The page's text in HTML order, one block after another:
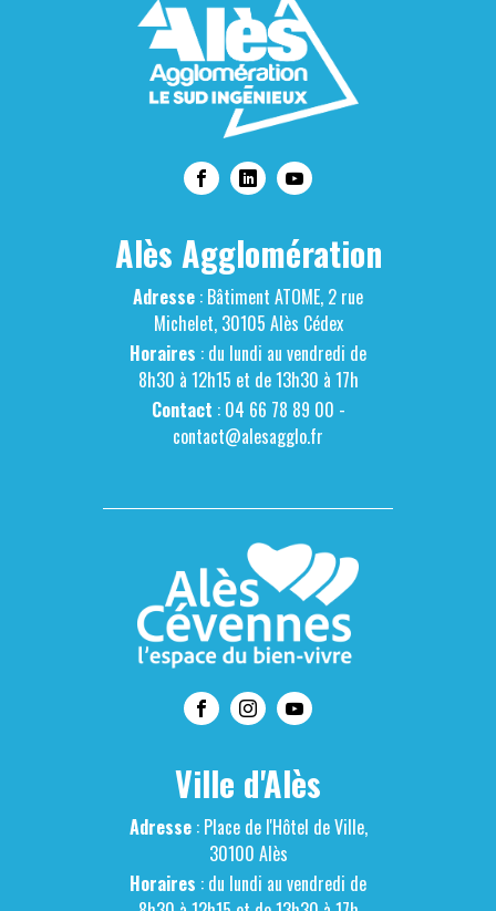
Alès Agglomération
Adresse : Bâtiment ATOME, 2 rue
Michelet, 30105 Alès Cédex
Horaires : du lundi au vendredi de
8h30 à 12h15 et de 13h30 à 17h
Contact : 04 66 78 89 00 -
contact@alesagglo.fr
Ville d'Alès
Adresse: Place de l'Hôtel de Ville,
30100 Alès
Horaires : du lundi au vendredi de